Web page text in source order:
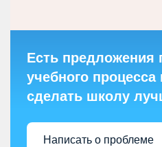
Есть предложения
учебного процесса
сделать школу
Написать о проблеме